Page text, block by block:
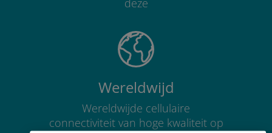
deze
Wereldwijd
Wereldwijde cellulaire
connectiviteit van hoge kwaliteit op